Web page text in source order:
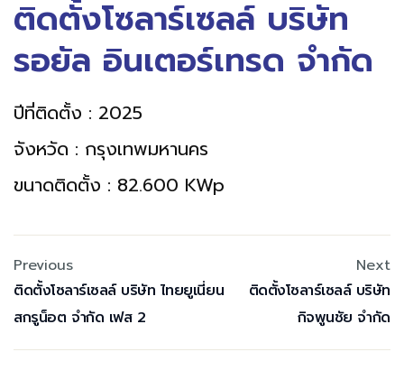
ติดตั้งโซลาร์เซลล์ บริษัท
รอยัล อินเตอร์เทรด จำกัด
ปีที่ติดตั้ง : 2025
จังหวัด : กรุงเทพมหานคร
ขนาดติดตั้ง : 82.600 KWp
Previous
ติดตั้งโซลาร์เซลล์ บริษัท ไทยยูเนี่ยน
สกรูน็อต จำกัด เฟส 2
Next
ติดตั้งโซลาร์เซลล์ บริษัท
กิจพูนชัย จำกัด